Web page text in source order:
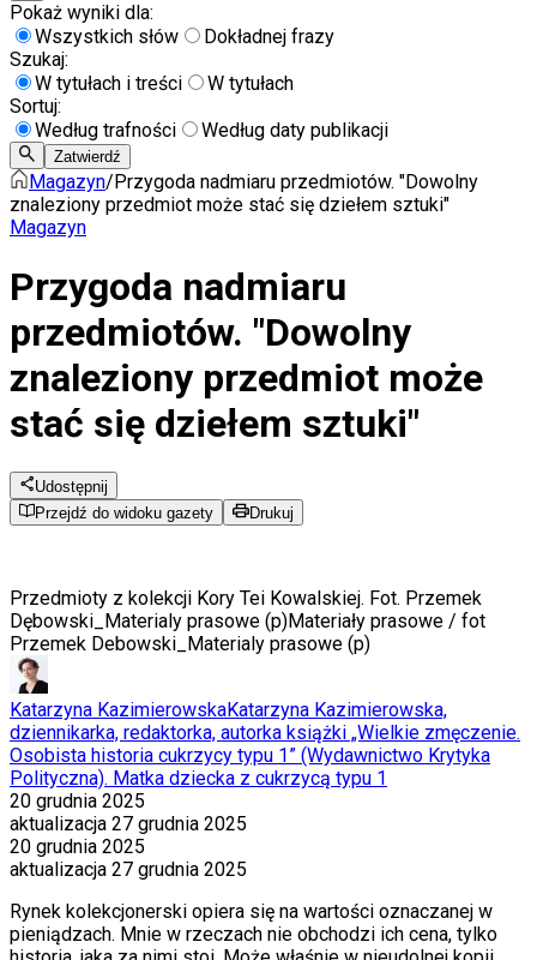
Pokaż wyniki dla:
Wszystkich słów
Dokładnej frazy
Szukaj:
W tytułach i treści
W tytułach
Sortuj:
Według trafności
Według daty publikacji
Zatwierdź
Magazyn/Przygoda nadmiaru przedmiotów. "Dowolny
znaleziony przedmiot może stać się dziełem sztuki"
Magazyn
Przygoda nadmiaru
przedmiotów. "Dowolny
znaleziony przedmiot może
stać się dziełem sztuki"
Udostępnij
Przejdź do widoku gazety
Drukuj
Przedmioty z kolekcji Kory Tei Kowalskiej. Fot. Przemek
Dębowski_Materialy prasowe (p)Materiały prasowe / fot
Przemek Debowski_Materialy prasowe (p)
Katarzyna KazimierowskaKatarzyna Kazimierowska,
dziennikarka, redaktorka, autorka książki „Wielkie zmęczenie.
Osobista historia cukrzycy typu 1” (Wydawnictwo Krytyka
Polityczna). Matka dziecka z cukrzycą typu 1
20 grudnia 2025
aktualizacja 27 grudnia 2025
20 grudnia 2025
aktualizacja 27 grudnia 2025
Rynek kolekcjonerski opiera się na wartości oznaczanej w
pieniądzach. Mnie w rzeczach nie obchodzi ich cena, tylko